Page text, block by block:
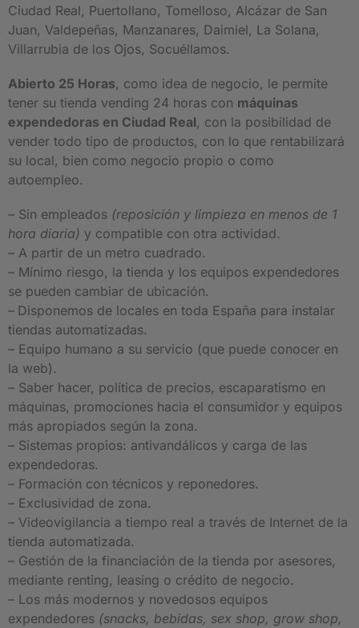
Ciudad Real, Puertollano, Tomelloso, Alcázar de San
Juan, Valdepeñas, Manzanares, Daimiel, La Solana,
Villarrubia de los Ojos, Socuéllamos.
Abierto 25 Horas, como idea de negocio, le permite
tener su tienda vending 24 horas con máquinas
expendedoras en Ciudad Real, con la posibilidad de
vender todo tipo de productos, con lo que rentabilizará
su local, bien como negocio propio o como
autoempleo.
– Sin empleados (reposición y limpieza en menos de 1
hora diaria) y compatible con otra actividad.
– A partir de un metro cuadrado.
– Mínimo riesgo, la tienda y los equipos expendedores
se pueden cambiar de ubicación.
– Disponemos de locales en toda España para instalar
tiendas automatizadas.
– Equipo humano a su servicio (que puede conocer en
la web).
– Saber hacer, política de precios, escaparatismo en
máquinas, promociones hacia el consumidor y equipos
más apropiados según la zona.
– Sistemas propios: antivandálicos y carga de las
expendedoras.
– Formación con técnicos y reponedores.
– Exclusividad de zona.
– Videovigilancia a tiempo real a través de Internet de la
tienda automatizada.
– Gestión de la financiación de la tienda por asesores,
mediante renting, leasing o crédito de negocio.
– Los más modernos y novedosos equipos
expendedores (snacks, bebidas, sex shop, grow shop,